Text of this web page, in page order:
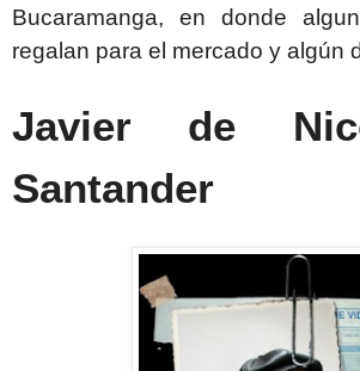
Bucaramanga, en donde
regalan para el mercado y algún
Javier de
Santander